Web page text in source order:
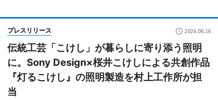
プレスリリース 2026.06.16
伝統工芸「こけし」が暮らしに寄り添う照明
に。Sony Design×桜井こけしによる共創作品
『灯るこけし』の照明製造を村上工作所が担
当